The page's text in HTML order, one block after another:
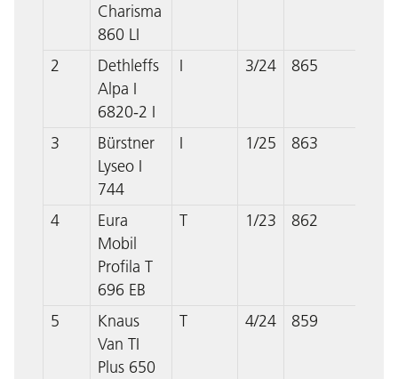
Charisma
860 LI
2
Dethleffs
Alpa I
6820-2 I
I 3/24 865
3
Bürstner
Lyseo I
744
I 1/25 863
4
Eura
Mobil
Profila T
696 EB
T 1/23 862
5
Knaus
Van TI
Plus 650
T 4/24 859